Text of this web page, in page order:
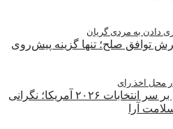
توافق صلح؛ تنها گزینه پیش‌روی
سایه سنگین بی‌اعتمادی بر سر انتخابات ۲۰۲۶ آمریکا؛ نگرانی
آرا